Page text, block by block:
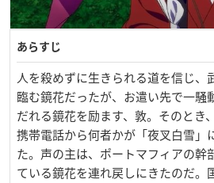
あらすじ
人を殺めずに生きられる道を信じ、
臨む鏡花だったが、お遣い先で一騒
だれる鏡花を励ます、敦。そのとき
携帯電話から何者かが「夜叉白雪」
た。声の主は、ポートマフィアの幹
ている鏡花を連れ戻しにきたのだ。